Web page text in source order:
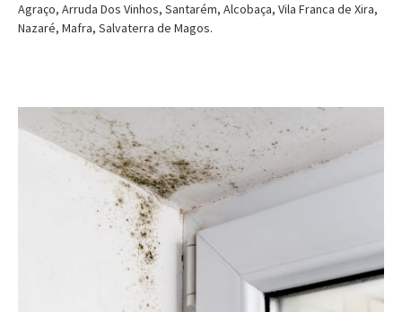
Agraço, Arruda Dos Vinhos, Santarém, Alcobaça, Vila Franca de Xira,
Nazaré, Mafra, Salvaterra de Magos.